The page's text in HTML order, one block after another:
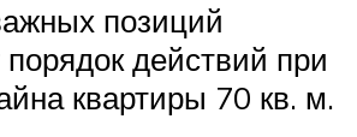
позиций
действий при
квартиры 70 кв. м.